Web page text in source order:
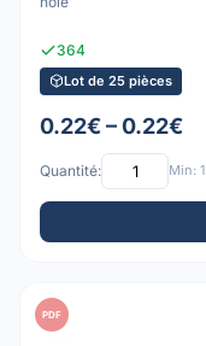
364
Lot de 25 pièces
0.22€ – 0.22€
Quantité: Min: 1
PDF